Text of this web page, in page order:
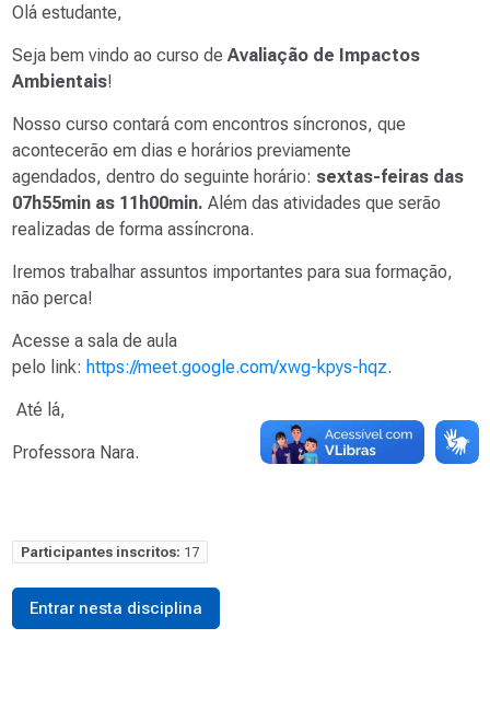
Olá estudante,
Seja bem vindo ao curso deAvaliação de Impactos
Ambientais!
Nosso curso contará com encontros síncronos, que
acontecerão em dias e horários previamente
agendados,dentro do seguinte horário: sextas-feiras das
07h55min as 11h00min.Além das atividades que serão
realizadas de forma assíncrona.
Iremos trabalhar assuntos importantes para sua formação,
não perca!
Acesse a sala de aula
pelo link: https://meet.google.com/xwg-kpys-hqz.
Até lá,
Professora Nara.
Participantes inscritos: 17
Entrar nesta disciplina